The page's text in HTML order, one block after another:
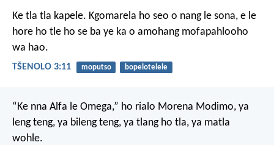
Ke tla tla kapele. Kgomarela ho seo o nang le sona, e le
hore ho tle ho se ba ye ka o amohang mofapahlooho
wa hao.
TŠENOLO 3:11 moputso bopelotelele
“Ke nna Alfa le Omega,” ho rialo Morena Modimo, ya
leng teng, ya bileng teng, ya tlang ho tla, ya matla
wohle.